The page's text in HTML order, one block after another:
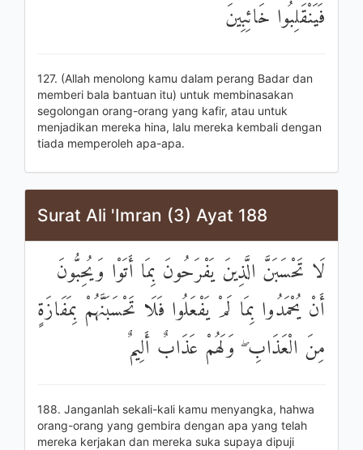
فَيَنْقَلِبُوا خَائِبِينَ
127. (Allah menolong kamu dalam perang Badar dan
memberi bala bantuan itu) untuk membinasakan
segolongan orang-orang yang kafir, atau untuk
menjadikan mereka hina, lalu mereka kembali dengan
tiada memperoleh apa-apa.
Surat Ali 'Imran (3) Ayat 188
لَا تَحْسَبَنَّ الَّذِينَ يَفْرَحُونَ بِمَا أَتَوْا وَيُحِبُّونَ
أَنْ يُحْمَدُوا بِمَا لَمْ يَفْعَلُوا فَلَا تَحْسَبَنَّهُمْ بِمَفَازَةٍ
مِنَ الْعَذَابِ ۖ وَلَهُمْ عَذَابٌ أَلِيمٌ
188. Janganlah sekali-kali kamu menyangka, hahwa
orang-orang yang gembira dengan apa yang telah
mereka kerjakan dan mereka suka supaya dipuji